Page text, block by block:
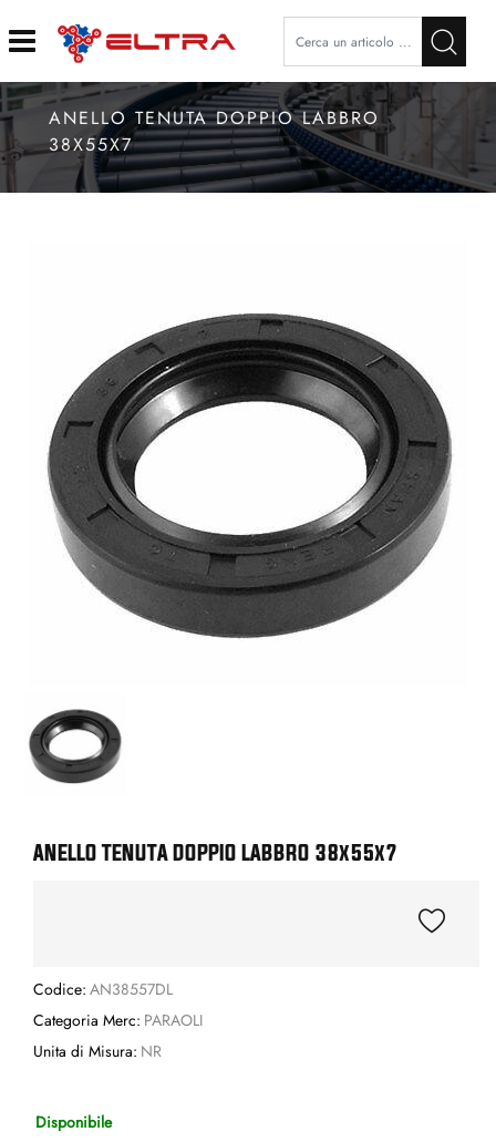
Open
ANELLO TENUTA DOPPIO LABBRO
38X55X7
ANELLO TENUTA DOPPIO LABBRO 38x55x7
Codice: AN38557DL
Categoria Merc: PARAOLI
Unita di Misura: NR
Disponibile